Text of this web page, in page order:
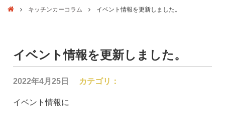
キッチンカーコラム イベント情報を更新しました。
イベント情報を更新しました。
2022年4月25日 カテゴリ：
イベント情報に